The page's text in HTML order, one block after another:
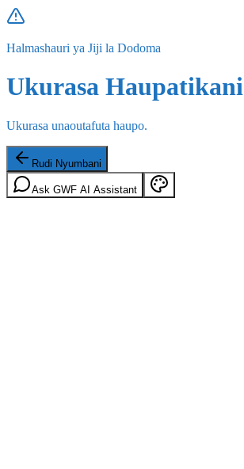
Halmashauri ya Jiji la Dodoma
Ukurasa Haupatikani
Ukurasa unaoutafuta haupo.
Rudi Nyumbani
Ask GWF AI Assistant